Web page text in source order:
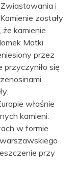
i
zostały
kamienie
Matki
przez
przyczyniło się
właśnie
kamieni.
w formie
przy